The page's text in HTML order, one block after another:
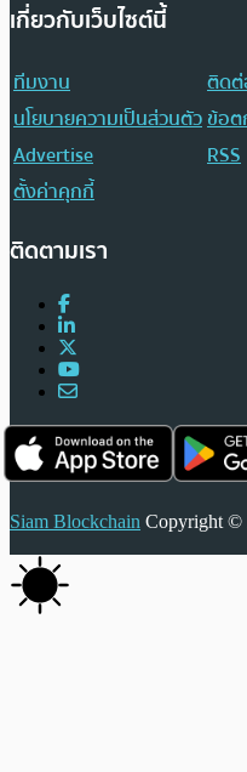
เกี่ยวกับเว็บไซต์นี้
ทีมงาน
ติดต่
นโยบายความเป็นส่วนตัวข้อต
Advertise
RSS
ตั้งค่าคุกกี้
ติดตามเรา
Siam Blockchain Copyright ©